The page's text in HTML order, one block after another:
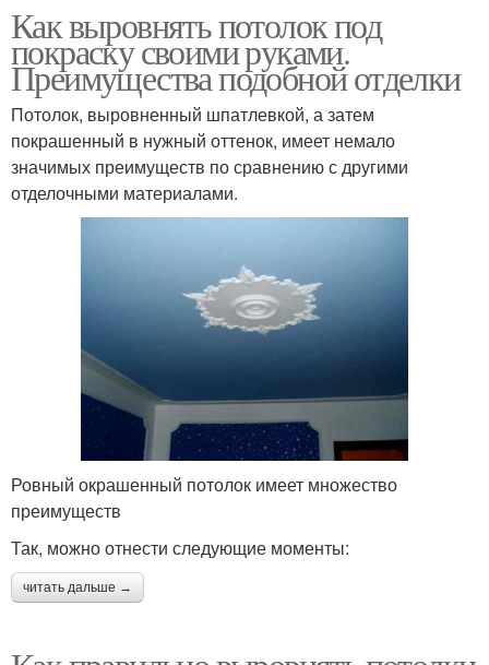
Как выровнять потолок под
покраску своими руками.
Преимущества подобной отделки
Потолок, выровненный шпатлевкой, а затем
покрашенный в нужный оттенок, имеет немало
значимых преимуществ по сравнению с другими
отделочными материалами.
Ровный окрашенный потолок имеет множество
преимуществ
Так, можно отнести следующие моменты:
читать дальше →